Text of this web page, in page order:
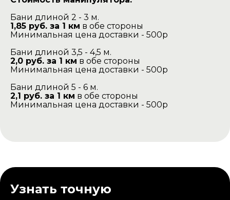
Бани длиной 2 - 3 м.
1,85 руб. за 1 км в обе стороны
Минимальная цена доставки - 500р
Бани длиной 3,5 - 4,5 м.
2,0 руб. за 1 км в обе стороны
Минимальная цена доставки - 500р
Бани длиной 5 - 6 м.
2,1 руб. за 1 км в обе стороны
Минимальная цена доставки - 500р
Узнать точную